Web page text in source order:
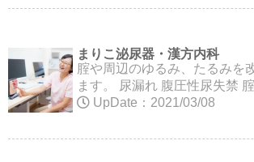
まりこ泌尿器・漢方内科
腟や周辺のゆるみ、たるみを
ます。 尿漏れ 腹圧性尿失禁
UpDate：2021/03/08